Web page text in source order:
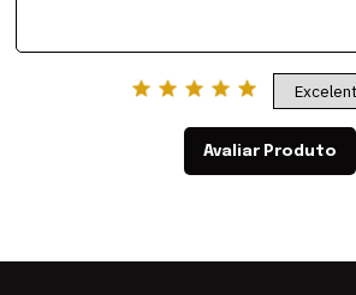
Avaliar Produto